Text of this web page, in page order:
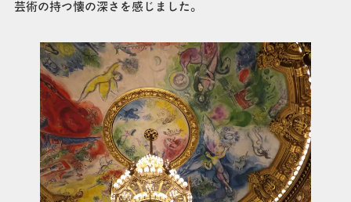
芸術の持つ懐の深さを感じました。